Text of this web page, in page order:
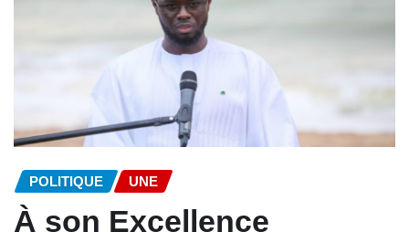
POLITIQUE UNE
À son Excellence